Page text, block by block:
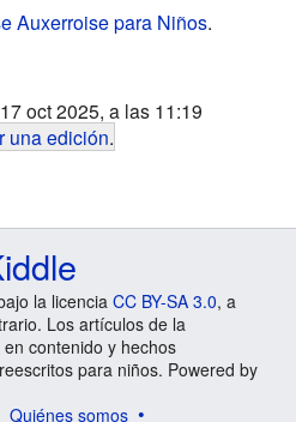
Auxerroise para Niños.
oct 2025, a las 11:19
una edición.
la licencia CC BY-SA 3.0, a
Los artículos de la
contenido y hechos
para niños. Powered by
Quiénes somos